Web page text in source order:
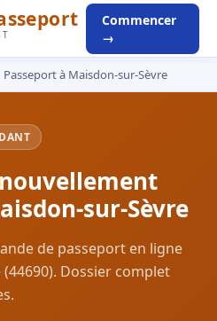
Commencer
→
Passeport à Maisdon-sur-Sèvre
sur-Sèvre
de passeport en ligne
Dossier complet